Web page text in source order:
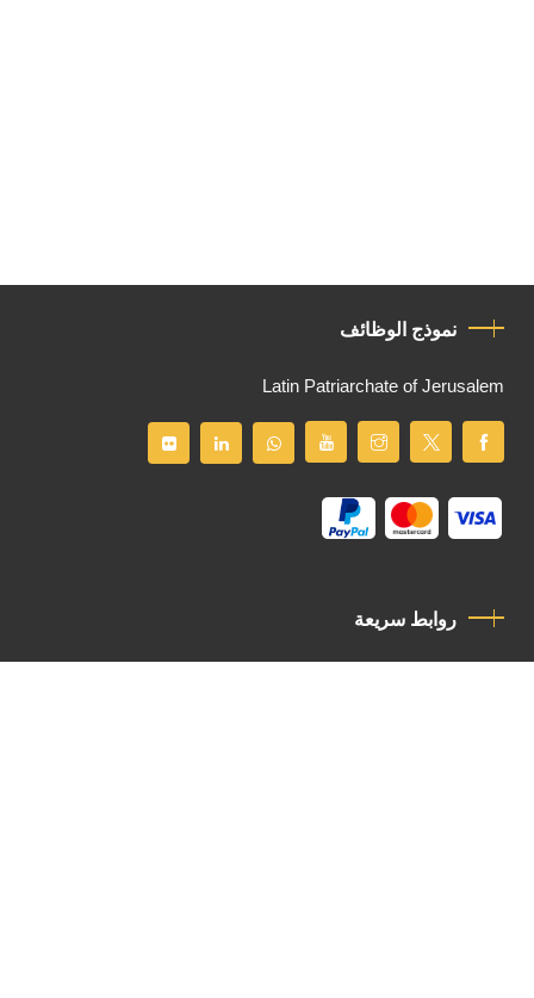
نموذج الوظائف
Latin Patriarchate of Jerusalem
روابط سريعة